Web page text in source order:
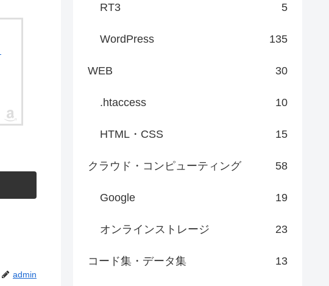
admin
RT3 5
WordPress 135
WEB 30
.htaccess 10
HTML・CSS 15
クラウド・コンピューティング 58
Google 19
オンラインストレージ 23
コード集・データ集 13